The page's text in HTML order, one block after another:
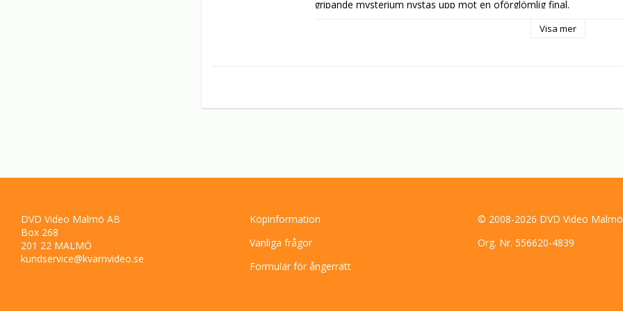
gripande mysterium nystas upp mot en oförglömlig final.
Vi ser även Tom Courtenay, Donald Pleasence och Christopher
Visa mer
DVD Video Malmö AB
Box 268
201 22 MALMÖ
kundservice@kvarnvideo.se
Köpinformation
Vanliga frågor
Formulär för ångerrätt
© 2008-2026 DVD Video
Org. Nr. 556620-4839